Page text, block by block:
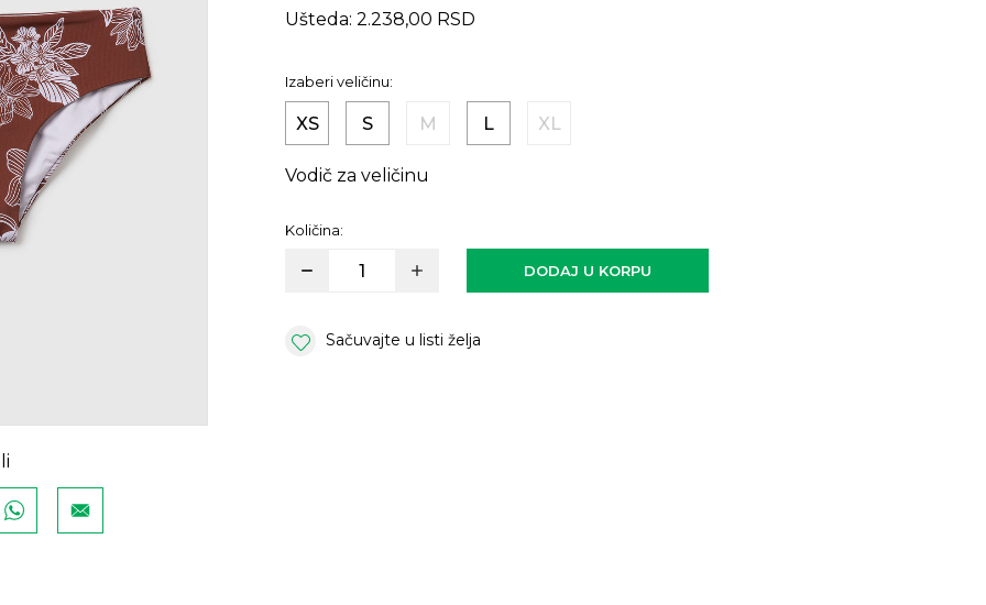
Ušteda: 2.238,00 RSD
Izaberi veličinu:
XS S M L XL
Vodič za veličinu
Količina:
DODAJ U KORPU
Sačuvajte u listi želja